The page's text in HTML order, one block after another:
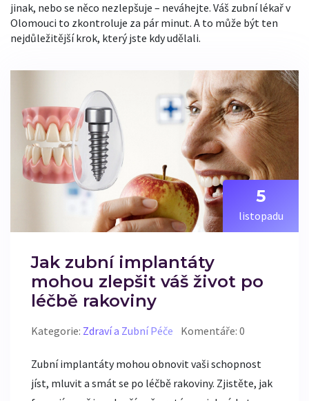
jinak, nebo se něco nezlepšuje – neváhejte. Váš zubní lékař v
Olomouci to zkontroluje za pár minut. A to může být ten
nejdůležitější krok, který jste kdy udělali.
5
listopadu
Jak zubní implantáty
mohou zlepšit váš život po
léčbě rakoviny
Kategorie: Zdraví a Zubní Péče Komentáře: 0
Zubní implantáty mohou obnovit vaši schopnost
jíst, mluvit a smát se po léčbě rakoviny. Zjistěte, jak